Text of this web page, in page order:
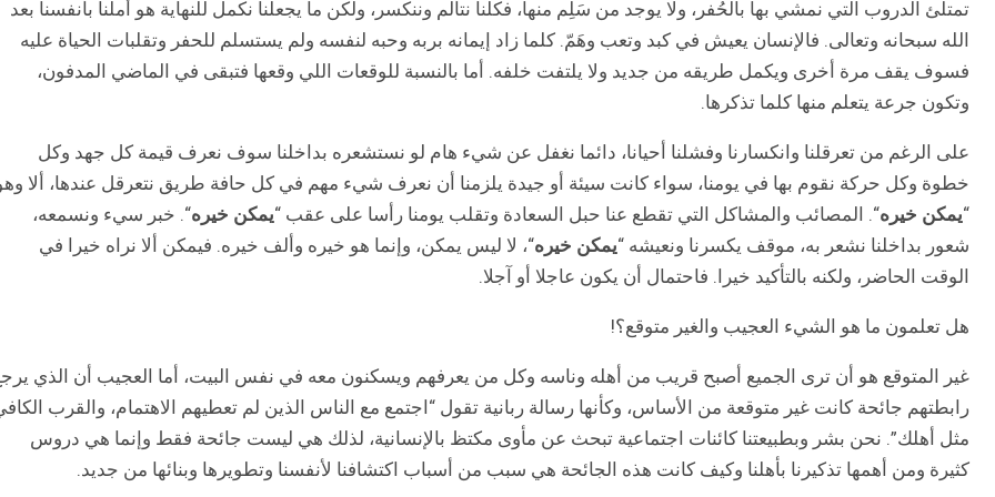
تمتلئ الدروب التي نمشي بها بالحُفر، ولا يوجد من سَلِم منها، فكلنا نتألم وننكسر، ولكن ما يجعلنا نكمل للنهاية هو أملنا بأنفسنا بعد
الله سبحانه وتعالى. فالإنسان يعيش في كبد وتعب وهَمّ. كلما زاد إيمانه بربه وحبه لنفسه ولم يستسلم للحفر وتقلبات الحياة عليه
فسوف يقف مرة أخرى ويكمل طريقه من جديد ولا يلتفت خلفه. أما بالنسبة للوقعات اللي وقعها فتبقى في الماضي المدفون،
وتكون جرعة يتعلم منها كلما تذكرها.
على الرغم من تعرقلنا وانكسارنا وفشلنا أحيانا، دائما نغفل عن شيء هام لو نستشعره بداخلنا سوف نعرف قيمة كل جهد وكل
خطوة وكل حركة نقوم بها في يومنا، سواء كانت سيئة أو جيدة يلزمنا أن نعرف شيء مهم في كل حافة طريق نتعرقل عندها، ألا
“يمكن خيره“. المصائب والمشاكل التي تقطع عنا حبل السعادة وتقلب يومنا رأسا على عقب “يمكن خيره“. خبر سيء ونسمعه،
شعور بداخلنا نشعر به، موقف يكسرنا ونعيشه “يمكن خيره“، لا ليس يمكن، وإنما هو خيره وألف خيره. فيمكن ألا نراه خيرا في
الوقت الحاضر، ولكنه بالتأكيد خيرا. فاحتمال أن يكون عاجلا أو آجلا.
هل تعلمون ما هو الشيء العجيب والغير متوقع؟!
غير المتوقع هو أن ترى الجميع أصبح قريب من أهله وناسه وكل من يعرفهم ويسكنون معه في نفس البيت، أما العجيب أن الذي
رابطتهم جائحة كانت غير متوقعة من الأساس، وكأنها رسالة ربانية تقول “اجتمع مع الناس الذين لم تعطيهم الاهتمام، والقرب
مثل أهلك”. نحن بشر وبطبيعتنا كائنات اجتماعية تبحث عن مأوى مكتظ بالإنسانية، لذلك هي ليست جائحة فقط وإنما هي دروس
كثيرة ومن أهمها تذكيرنا بأهلنا وكيف كانت هذه الجائحة هي سبب من أسباب اكتشافنا لأنفسنا وتطويرها وبنائها من جديد.